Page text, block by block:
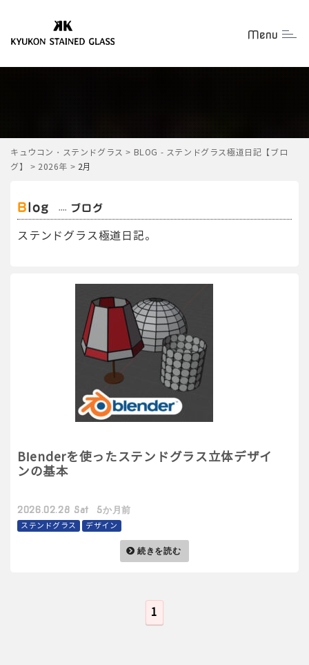
Menu
キュウコン・ステンドグラス > BLOG - ステンドグラス極道日記【ブロ
グ】
> 2026年 > 2月
Blog ブログ
ステンドグラス極道日記。
Blenderを使ったステンドグラス立体デザイ
ンの基本
2026.02.28 Sat 5か月前
ステンドグラス デザイン
続きを読む
1